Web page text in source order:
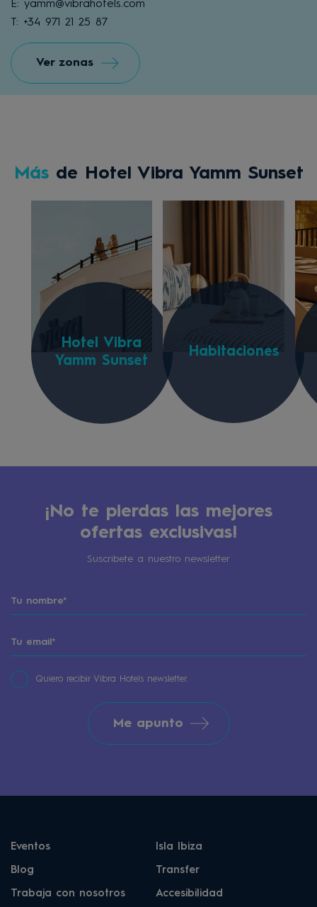
E: yamm@vibrahotels.com
T: +34 971 21 25 87
Ver zonas
Másde Hotel Vibra Yamm Sunset
Hotel Vibra
Yamm Sunset
Habitaciones
¡No te pierdas las mejores
ofertas exclusivas!
Suscribete a nuestro newsletter
Quiero recibir Vibra Hotels newsletter.
Me apunto
Eventos Isla Ibiza
Blog Transfer
Trabaja con nosotros Accesibilidad